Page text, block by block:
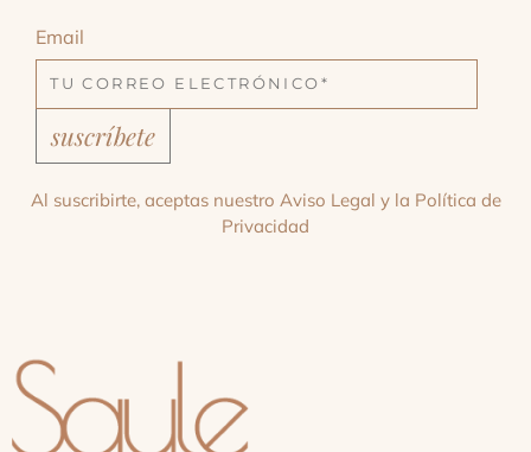
Email
suscríbete
Al suscribirte, aceptas nuestro Aviso Legal y la Política de
Privacidad